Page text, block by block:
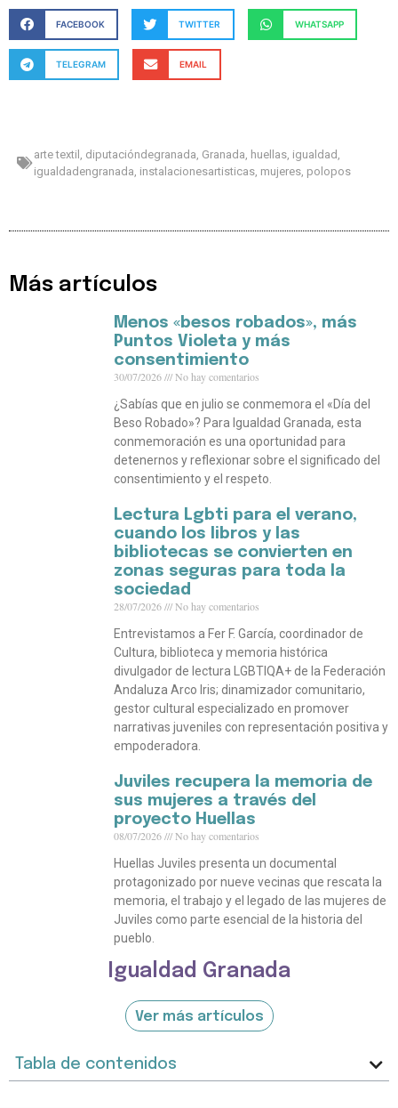
Igualdad Granada
Ver más artículos
Tabla de contenidos
FACEBOOK TWITTER WHATSAPP
TELEGRAM EMAIL
arte textil diputacióndegranada Granada huellas, igualdad
igualdadengranada instalacionesartisticas, mujeres, polopos
Más artículos
Menos «besos robados», más
Puntos Violeta y más
consentimiento
30/07/2026
No hay comentarios
¿Sabías que en julio se conmemora el «Día del
Beso Robado»? Para Igualdad Granada, esta
conmemoración es una oportunidad para
detenernos y reflexionar sobre el significado del
consentimiento y el respeto.
Lectura Lgbti para el verano,
cuando los libros y las
bibliotecas se convierten en
zonas seguras para toda la
sociedad
28/07/2026
No hay comentarios
Entrevistamos a Fer F. García, coordinador de
Cultura, biblioteca y memoria histórica
divulgador de lectura LGBTIQA+ de la Federación
Andaluza Arco Iris; dinamizador comunitario,
gestor cultural especializado en promover
narrativas juveniles con representación positiva y
empoderadora.
Juviles recupera la memoria de
sus mujeres a través del
proyecto Huellas
08/07/2026
No hay comentarios
Huellas Juviles presenta un documental
protagonizado por nueve vecinas que rescata la
memoria, el trabajo y el legado de las mujeres de
Juviles como parte esencial de la historia del
pueblo.